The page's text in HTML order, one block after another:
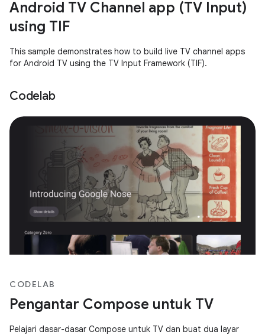
Android TV Channel app (TV Input)
using TIF
This sample demonstrates how to build live TV channel apps
for Android TV using the TV Input Framework (TIF).
Codelab
CODELAB
Pengantar Compose untuk TV
Pelajari dasar-dasar Compose untuk TV dan buat dua layar